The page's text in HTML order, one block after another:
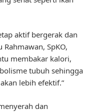
aktif bergerak dan
SpKO,
membakar kalori,
tubuh sehingga
lebih efektif.”
dan